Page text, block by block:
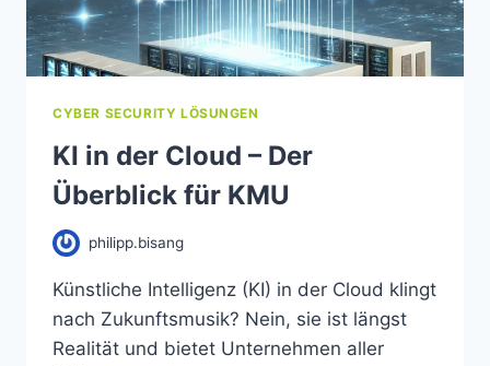
CYBER SECURITY LÖSUNGEN
KI in der Cloud – Der
Überblick für KMU
philipp.bisang
Künstliche Intelligenz (KI) in der Cloud klingt
nach Zukunftsmusik? Nein, sie ist längst
Realität und bietet Unternehmen aller